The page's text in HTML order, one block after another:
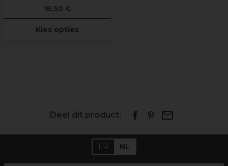
18,50 €
Kies opties
Deel dit product:
FR NL